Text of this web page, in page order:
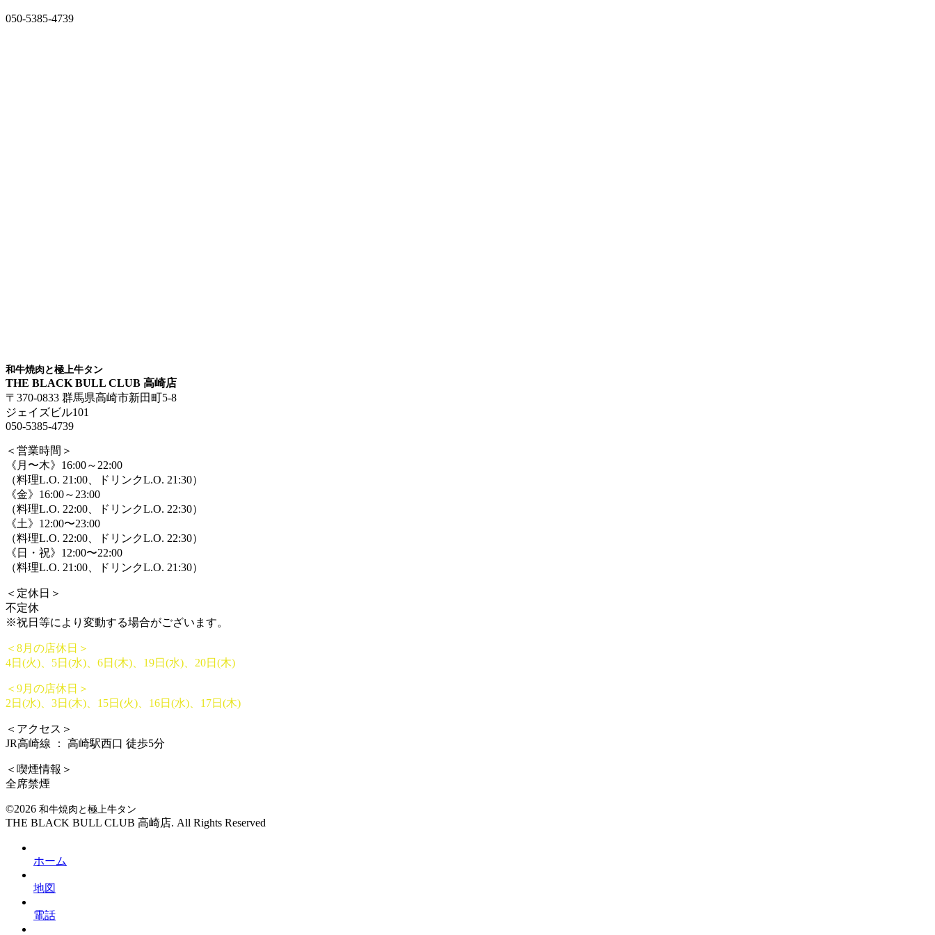
050-5385-4739
和牛焼肉と極上牛タン
THE BLACK BULL CLUB 高崎店
〒370-0833 群馬県高崎市新田町5-8
ジェイズビル101
050-5385-4739
＜営業時間＞
《月〜木》16:00～22:00
（料理L.O. 21:00、ドリンクL.O. 21:30）
《金》16:00～23:00
（料理L.O. 22:00、ドリンクL.O. 22:30）
《土》12:00〜23:00
（料理L.O. 22:00、ドリンクL.O. 22:30）
《日・祝》12:00〜22:00
（料理L.O. 21:00、ドリンクL.O. 21:30）
＜定休日＞
不定休
※祝日等により変動する場合がございます。
＜8月の店休日＞
4日(火)、5日(水)、6日(木)、19日(水)、20日(木)
＜9月の店休日＞
2日(水)、3日(木)、15日(火)、16日(水)、17日(木)
＜アクセス＞
JR高崎線 ： 高崎駅西口 徒歩5分
＜喫煙情報＞
全席禁煙
©2026 和牛焼肉と極上牛タン
THE BLACK BULL CLUB 高崎店. All Rights Reserved
ホーム
地図
電話